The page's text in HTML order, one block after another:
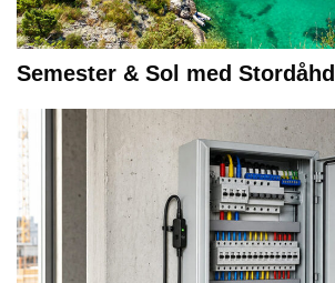
Semester & Sol med Stordåhd